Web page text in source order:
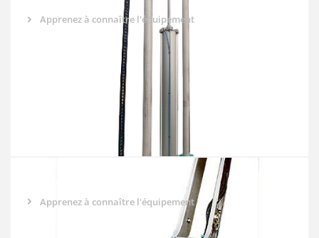
Apprenez à connaître l'équipement
Apprenez à connaître l'équipement